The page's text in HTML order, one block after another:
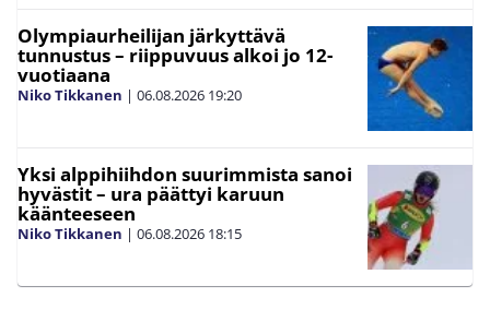
Olympiaurheilijan järkyttävä
tunnustus – riippuvuus alkoi jo 12-
vuotiaana
Niko Tikkanen | 06.08.2026 19:20
Yksi alppihiihdon suurimmista sanoi
hyvästit – ura päättyi karuun
käänteeseen
Niko Tikkanen | 06.08.2026 18:15